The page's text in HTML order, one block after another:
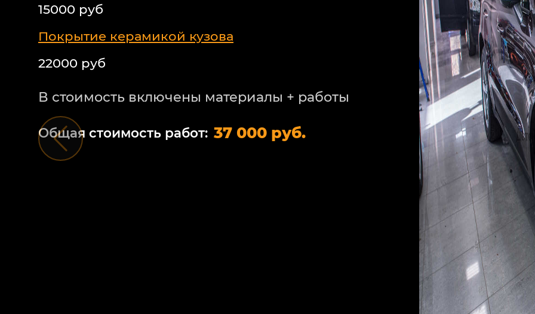
15000 руб
Покрытие керамикой кузова
22000 руб
В стоимость включены материалы + работы
Общая стоимость работ: 37 000 руб.